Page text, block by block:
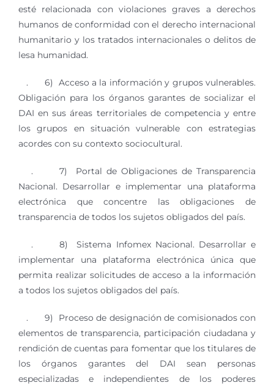
esté relacionada con violaciones graves a derechos
humanos de conformidad con el derecho internacional
humanitario y los tratados internacionales o delitos de
lesa humanidad.
. 6) Acceso a la información y grupos vulnerables.
Obligación para los órganos garantes de socializar el
DAI en sus áreas territoriales de competencia y entre
los grupos en situación vulnerable con estrategias
acordes con su contexto sociocultural.
. 7) Portal de Obligaciones de Transparencia
Nacional. Desarrollar e implementar una plataforma
electrónica que concentre las obligaciones de
transparencia de todos los sujetos obligados del país.
. 8) Sistema Infomex Nacional. Desarrollar e
implementar una plataforma electrónica única que
permita realizar solicitudes de acceso a la información
a todos los sujetos obligados del país.
. 9) Proceso de designación de comisionados con
elementos de transparencia, participación ciudadana y
rendición de cuentas para fomentar que los titulares de
los órganos garantes del DAI sean personas
especializadas e independientes de los poderes